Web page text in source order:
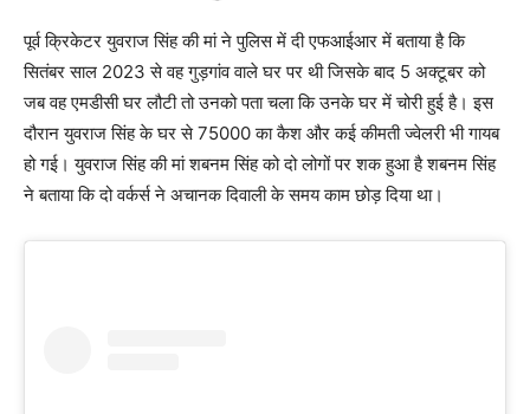
पूर्व क्रिकेटर युवराज सिंह की मां ने पुलिस में दी एफआईआर में बताया है कि
सितंबर साल 2023 से वह गुड़गांव वाले घर पर थी जिसके बाद 5 अक्टूबर को
जब वह एमडीसी घर लौटी तो उनको पता चला कि उनके घर में चोरी हुई है। इस
दौरान युवराज सिंह के घर से 75000 का कैश और कई कीमती ज्वेलरी भी गायब
हो गई। युवराज सिंह की मां शबनम सिंह को दो लोगों पर शक हुआ है शबनम सिंह
ने बताया कि दो वर्कर्स ने अचानक दिवाली के समय काम छोड़ दिया था।